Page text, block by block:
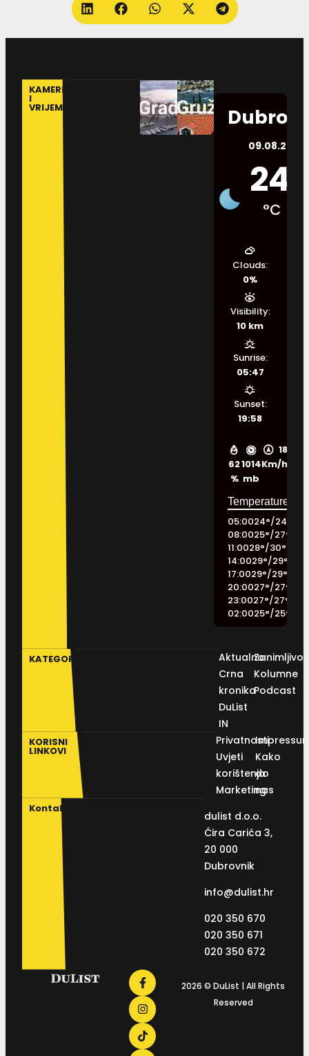
KAMERE
I
VRIJEME
09.08.2026.
24
°C
62
%
1014
mb
18
Km/h
Clouds:
0%
Visibility:
10 km
Sunrise:
05:47
Sunset:
19:58
05:0024°/24
08:0025°/27°
11:0028°/30°
14:0029°/29°
17:0029°/29°
20:0027°/27°
23:0027°/27°
02:0025°/25°
KATEGORIJE
Aktualno
Crna
kronika
DuList
IN
Kolumne
Podcast
KORISNI
LINKOVI
Privatnosti
Uvjeti
korištenja
Marketing
Kako
do
nas
Kontakt
dulist d.o.o.
Ćira Carića 3,
20 000
Dubrovnik
info@dulist.hr
020 350 670
020 350 671
020 350 672
2026 © DuList | All Rights
Reserved